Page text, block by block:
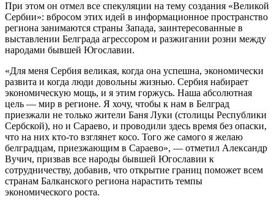
При этом он отмел все спекуляции на тему создания «Великой
Сербии»: вбросом этих идей в информационное пространство
региона занимаются страны Запада, заинтересованные в
выставлении Белграда агрессором и разжигании розни между
народами бывшей Югославии.
«Для меня Сербия великая, когда она успешна, экономически
развита и когда люди довольны жизнью. Сербия набирает
экономическую мощь, и я этим горжусь. Наша абсолютная
цель — мир в регионе. Я хочу, чтобы к нам в Белград
приезжали не только жители Баня Луки (столицы Республики
Сербской), но и Сараево, и проводили здесь время без опаски,
что на них кто-то взглянет косо. Того же самого я желаю
белградцам, приезжающим в Сараево», — отметил Александр
Вучич, призвав все народы бывшей Югославии к
сотрудничеству, добавив, что открытие границ поможет всем
странам Балканского региона нарастить темпы
экономического роста.